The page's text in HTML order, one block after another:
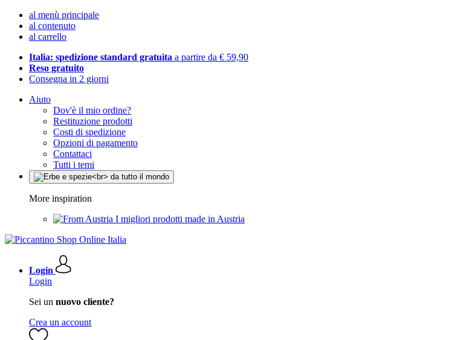
al menù principale
al contenuto
al carrello
Italia: spedizione standard gratuita a partire da € 59,90
Reso gratuito
Consegna in 2 giorni
Aiuto
Dov'è il mio ordine?
Restituzione prodotti
Costi di spedizione
Opzioni di pagamento
Contattaci
Tutti i temi
More inspiration
I migliori prodotti made in Austria
Login
Login
Sei un nuovo cliente?
Crea un account